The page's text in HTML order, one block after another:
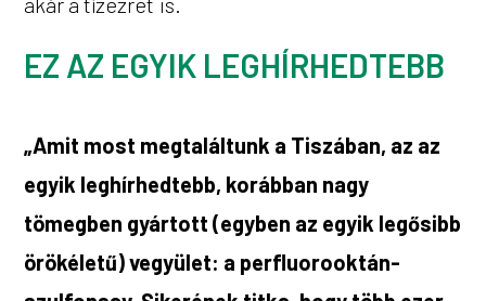
EZ AZ EGYIK LEGHÍRHEDTEBB
„Amit most megtaláltunk a Tiszában, az az
egyik leghírhedtebb, korábban nagy
tömegben gyártott (egyben az egyik legősibb
örökéletű) vegyület: a perfluorooktán-